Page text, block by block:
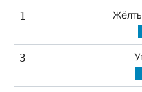
1
3